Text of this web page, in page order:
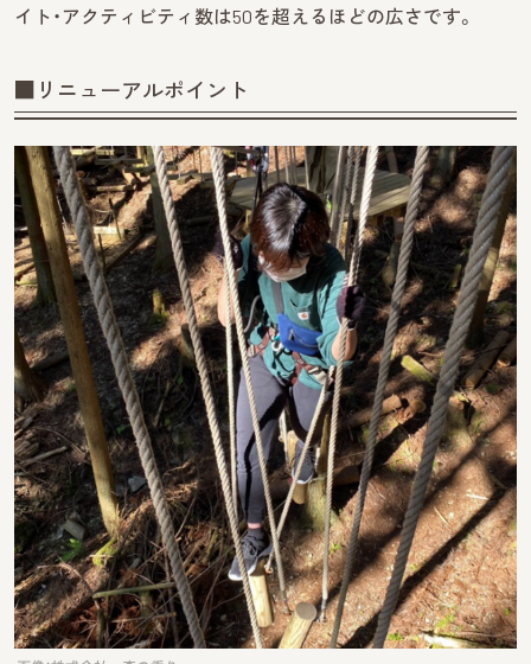
イト・アクティビティ数は50を超えるほどの広さです。
■リニューアルポイント